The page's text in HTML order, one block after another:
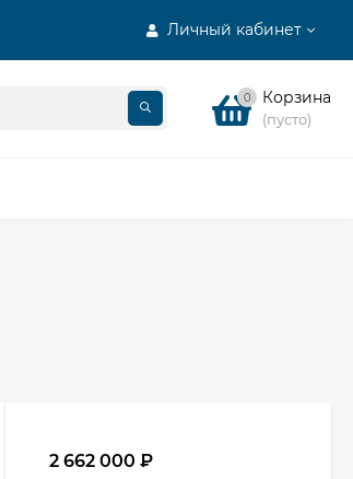
Личный кабинет
0 Корзина
(пусто)
2 662 000 ₽